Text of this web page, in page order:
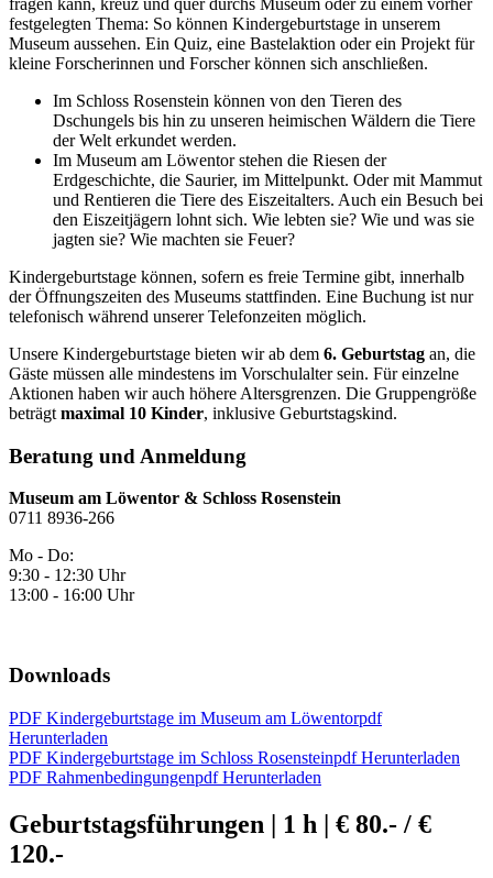
festgelegten Thema: So können Kindergeburtstage in unserem
Museum aussehen. Ein Quiz, eine Bastelaktion oder ein Projekt für
kleine Forscherinnen und Forscher können sich anschließen.
Im Schloss Rosenstein können von den Tieren des
Dschungels bis hin zu unseren heimischen Wäldern die Tiere
der Welt erkundet werden.
Im Museum am Löwentor stehen die Riesen der
Erdgeschichte, die Saurier, im Mittelpunkt. Oder mit Mammut
und Rentieren die Tiere des Eiszeitalters. Auch ein Besuch bei
den Eiszeitjägern lohnt sich. Wie lebten sie? Wie und was sie
jagten sie? Wie machten sie Feuer?
Kindergeburtstage können, sofern es freie Termine gibt, innerhalb
der Öffnungszeiten des Museums stattfinden. Eine Buchung ist nur
telefonisch während unserer Telefonzeiten möglich.
Unsere Kindergeburtstage bieten wir ab dem 6. Geburtstag an, die
Gäste müssen alle mindestens im Vorschulalter sein. Für einzelne
Aktionen haben wir auch höhere Altersgrenzen. Die Gruppengröße
beträgt maximal 10 Kinder, inklusive Geburtstagskind.
Beratung und Anmeldung
Museum am Löwentor & Schloss Rosenstein
0711 8936-266
Mo - Do:
9:30 - 12:30 Uhr
13:00 - 16:00 Uhr
Downloads
PDF Kindergeburtstage im Museum am Löwentorpdf
Herunterladen
PDF Kindergeburtstage im Schloss Rosensteinpdf Herunterladen
PDF Rahmenbedingungenpdf Herunterladen
Geburtstagsführungen | 1 h | € 80.- / €
120.-